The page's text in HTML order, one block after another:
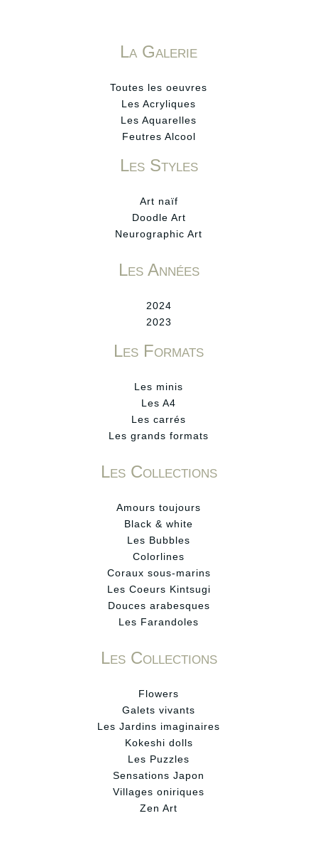
La Galerie
Toutes les oeuvres
Les Acryliques
Les Aquarelles
Feutres Alcool
Les Styles
Art naïf
Doodle Art
Neurographic Art
Les Années
2024
2023
Les Formats
Les minis
Les A4
Les carrés
Les grands formats
Les Collections
Amours toujours
Black & white
Les Bubbles
Colorlines
Coraux sous-marins
Les Coeurs Kintsugi
Douces arabesques
Les Farandoles
Les Collections
Flowers
Galets vivants
Les Jardins imaginaires
Kokeshi dolls
Les Puzzles
Sensations Japon
Villages oniriques
Zen Art